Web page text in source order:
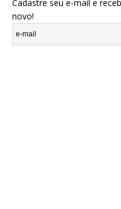
Cadastre seu e-mail e
novo!